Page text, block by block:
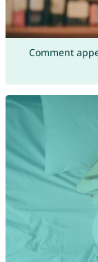
Comment